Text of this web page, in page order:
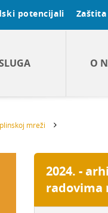
potencijali
O
mreži
2024. -
radovima